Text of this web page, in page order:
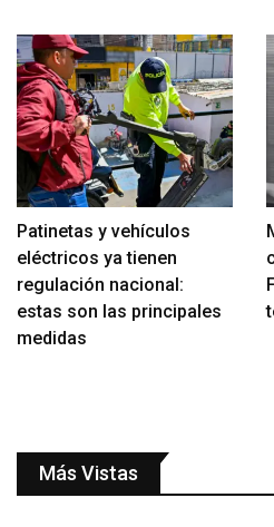
Patinetas y vehículos
eléctricos ya tienen
regulación nacional:
estas son las principales
medidas
Más Vistas